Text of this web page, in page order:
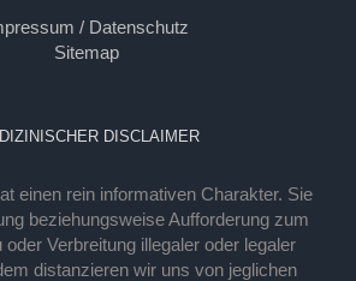
/ Datenschutz
Sitemap
DISCLAIMER
einen rein informativen Charakter. Sie
beziehungsweise Aufforderung zum
oder Verbreitung illegaler oder legaler
distanzieren wir uns von jeglichen